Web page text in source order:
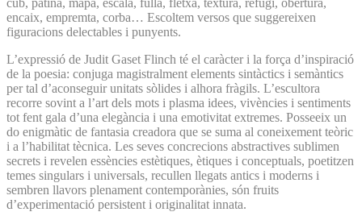
encaix, empremta, corba… Escoltem versos que suggereixen
figuracions delectables i punyents.
L’expressió de Judit Gaset Flinch té el caràcter i la força d’inspiració
de la poesia: conjuga magistralment elements sintàctics i semàntics
per tal d’aconseguir unitats sòlides i alhora fràgils. L’escultora
recorre sovint a l’art dels mots i plasma idees, vivències i sentiments
tot fent gala d’una elegància i una emotivitat extremes. Posseeix un
do enigmàtic de fantasia creadora que se suma al coneixement teòric
i a l’habilitat tècnica. Les seves concrecions abstractives sublimen
secrets i revelen essències estètiques, ètiques i conceptuals, poetitzen
temes singulars i universals, recullen llegats antics i moderns i
sembren llavors plenament contemporànies, són fruits
d’experimentació persistent i originalitat innata.